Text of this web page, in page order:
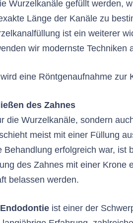
Wurzelkanäle gefüllt werden,
Länge der Kanäle zu
ist ein weiterer
wir modernste Techniken
eine Röntgenaufnahme zur
des Zahnes
die Wurzelkanäle, sondern
meist mit einer Füllung
Behandlung erfolgreich war, ist
des Zahnes mit einer Krone
belassen werden.
Endodontie ist einer der